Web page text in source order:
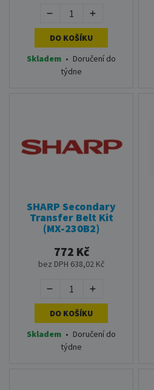
O
DO KOŠÍKU
Skladem • Doručení do
týdne
SHARP Secondary
Transfer Belt Kit
(MX-230B2)
772 Kč
bez DPH 638,02 Kč
DO KOŠÍKU
Skladem • Doručení do
týdne